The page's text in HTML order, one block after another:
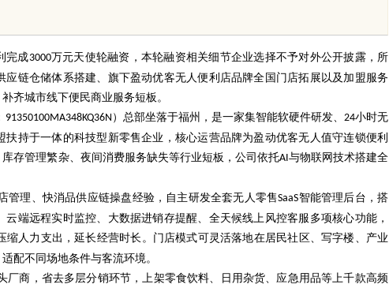
完成3000万元天使轮融资，本轮融资相关细节企业选择不予对外公开披露，所
链仓储体系搭建、旗下盈动优客无人便利店品牌全国门店拓展以及加盟服务
齐城市线下便民商业服务短板。
91350100MA348KQ36N ）总部坐落于福州，是一家集智能软硬件研发、 24小时无
持于一体的科技型新零售企业，核心运营品牌为盈动优客无人值守连锁便利
存管理繁杂、夜间消费服务缺失等行业短板，公司依托AI与物联网技术搭建全
管理、快消品供应链操盘经验，自主研发全套无人零售SaaS智能管理后台，搭
端远程实时监控、大数据进销存提醒、全天候线上风控客服多项核心功能，
缩人力支出，延长经营时长。门店模式可灵活落地在居民社区、写字楼、产业
配不同场地条件与客流环境。
商，省去多层分销环节，上架零食饮料、日用杂货、应急用品等上千款高频